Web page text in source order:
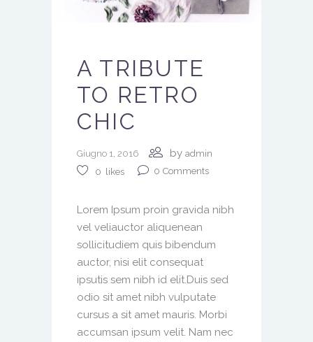
A TRIBUTE
TO RETRO
CHIC
Giugno 1, 2016 by admin
0
likes 0 Comments
Lorem Ipsum proin gravida nibh
vel veliauctor aliquenean
sollicitudiem quis bibendum
auctor, nisi elit consequat
ipsutis sem nibh id elit.Duis sed
odio sit amet nibh vulputate
cursus a sit amet mauris. Morbi
accumsan ipsum velit. Nam nec